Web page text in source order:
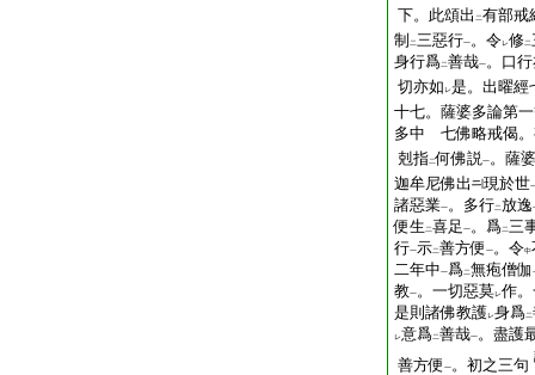
下。此頌出 二有部戒
制
二三惡行一。令レ修二
身行爲二善哉一。口
切亦如 レ是。出曜經
十七。薩婆多論第
多中 七佛略戒偈。
剋指二何佛説一。薩
迦牟尼佛出
現於世
諸惡業一。多行二放逸
便生 二喜足 一。爲二三
行一示二善方便 一。令中
二年中一爲二無疱僧伽
教一。一切惡莫レ作
是則諸佛教護レ身爲二
レ意爲二善哉一。盡護
善方便 一。初之三句